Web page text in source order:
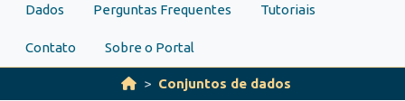
Dados Perguntas Frequentes Tutoriais
Contato Sobre o Portal
Conjuntos de dados